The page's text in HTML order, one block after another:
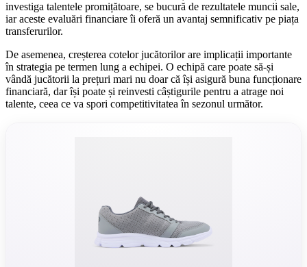
investiga talentele promițătoare, se bucură de rezultatele muncii sale,
iar aceste evaluări financiare îi oferă un avantaj semnificativ pe piața
transferurilor.
De asemenea, creșterea cotelor jucătorilor are implicații importante
în strategia pe termen lung a echipei. O echipă care poate să-și
vândă jucătorii la prețuri mari nu doar că își asigură buna funcționare
financiară, dar își poate și reinvesti câștigurile pentru a atrage noi
talente, ceea ce va spori competitivitatea în sezonul următor.